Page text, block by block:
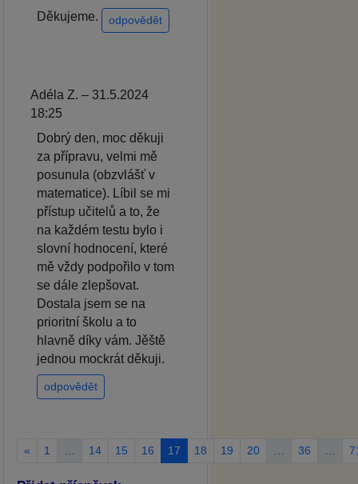
Děkujeme.
odpovědět
Adéla Z. – 31.5.2024
18:25
Dobrý den, moc děkuji
za přípravu, velmi mě
posunula (obzvlášť v
matematice). Líbil se mi
přístup učitelů a to, že
na každém testu bylo i
slovní hodnocení, které
mě vždy podpořilo v tom
se dále zlepšovat.
Dostala jsem se na
prioritní školu a to
hlavně díky vám. Jěště
jednou mockrát děkuji.
odpovědět
« 1 14 15 16 17 18 19 20 36